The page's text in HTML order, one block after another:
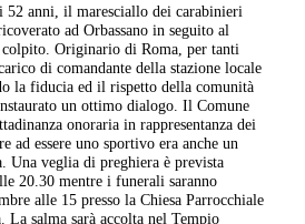
52 anni, il maresciallo dei carabinieri
ad Orbassano in seguito al
Originario di Roma, per tanti
di comandante della stazione locale
la fiducia ed il rispetto della comunità
un ottimo dialogo. Il Comune
onoraria in rappresentanza dei
ad essere uno sportivo era anche un
Una veglia di preghiera è prevista
20.30 mentre i funerali saranno
alle 15 presso la Chiesa Parrocchiale
La salma sarà accolta nel Tempio